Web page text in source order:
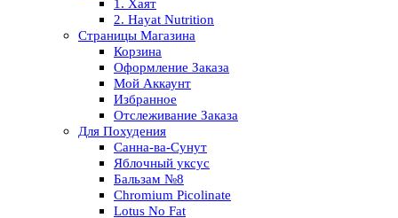
1. Хаят
2. Hayat Nutrition
Страницы Магазина
Корзина
Оформление Заказа
Мой Аккаунт
Избранное
Отслеживание Заказа
Для Похудения
Санна-ва-Сунут
Яблочный уксус
Бальзам №8
Chromium Picolinate
Lotus No Fat